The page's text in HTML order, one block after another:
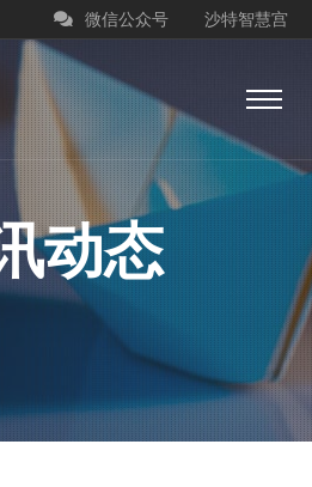
沙特智慧宫
微信公众号
动态